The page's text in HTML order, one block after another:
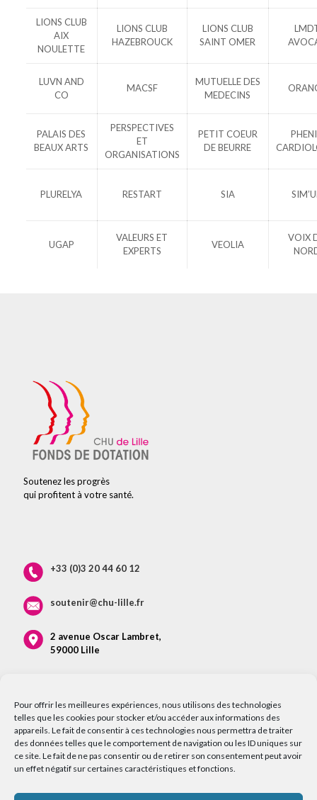
Pour offrir les meilleures expériences, nous utilisons des technologies
telles que les cookies pour stocker et/ou accéder aux informations des
appareils. Le fait de consentir à ces technologies nous permettra de traiter
des données telles que le comportement de navigation ou les ID uniques sur
ce site. Le fait de ne pas consentir ou de retirer son consentement peut avoir
un effet négatif sur certaines caractéristiques et fonctions.
LIONS CLUB
AIX
NOULETTE
LIONS CLUB
HAZEBROUCK
LIONS CLUB
SAINT OMER
LUVN AND
CO
MACSF
MUTUELLE DES
MEDECINS
PALAIS DES
BEAUX ARTS
PERSPECTIVES
ET
ORGANISATIONS
PETIT COEUR
DE BEURRE
PLURELYA RESTART SIA
UGAP
VALEURS ET
EXPERTS
VEOLIA
VOIX
Soutenez les progrès
qui profitent à votre santé.
+33 (0)3 20 44 60 12
soutenir@chu-lille.fr
2 avenue Oscar Lambret,
59000 Lille